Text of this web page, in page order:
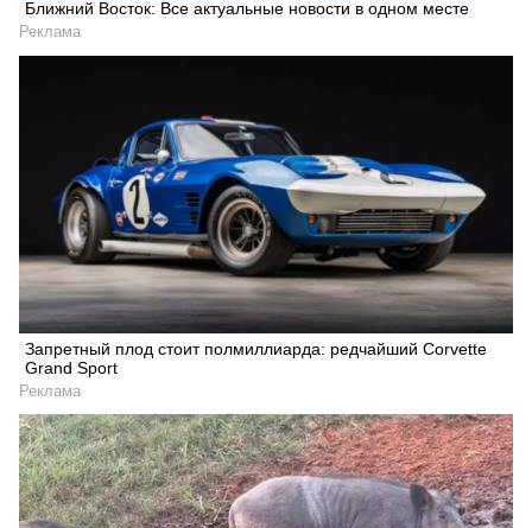
Ближний Восток: Все актуальные новости в одном месте
Реклама
Запретный плод стоит полмиллиарда: редчайший Corvette
Grand Sport
Реклама